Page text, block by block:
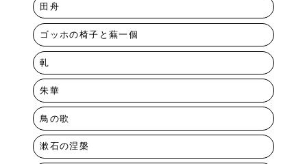
田舟
ゴッホの椅子と蕪一個
軋
朱華
鳥の歌
漱石の涅槃